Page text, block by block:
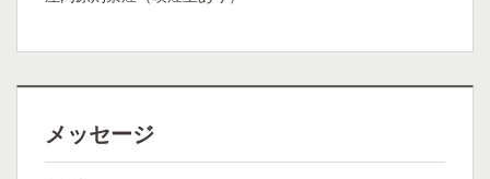
メッセージ